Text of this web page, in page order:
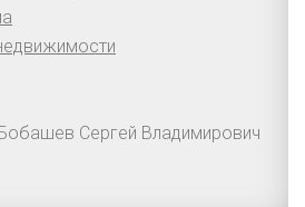
Сергей Владимирович